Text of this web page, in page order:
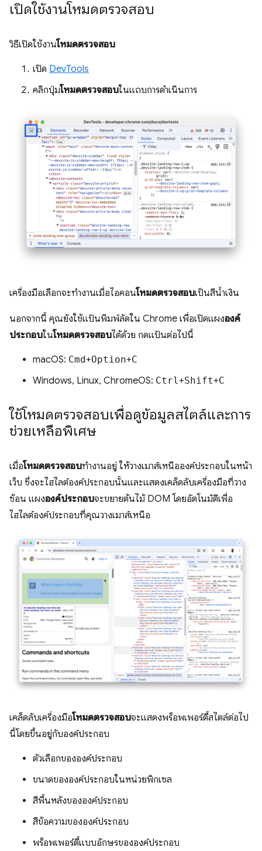
เปิดใช้งานโหมดตรวจสอบ
วิธีเปิดใช้งานโหมดตรวจสอบ
เปิด DevTools
คลิกปุ่มโหมดตรวจสอบในแถบการดำเนินการ
เครื่องมือเลือกจะทำงานเมื่อไอคอนโหมดตรวจสอบเป็นสีน้ำเงิน
นอกจากนี้ คุณยังใช้แป้นพิมพ์ลัดใน Chrome เพื่อเปิดแผงองค์
ประกอบในโหมดตรวจสอบได้ด้วย กดแป้นต่อไปนี้
macOS: Cmd+Option+C
Windows, Linux, ChromeOS: Ctrl+Shift+C
ใช้โหมดตรวจสอบเพื่อดูข้อมูลสไตล์และการ
ช่วยเหลือพิเศษ
เมื่อโหมดตรวจสอบทำงานอยู่ ให้วางเมาส์เหนือองค์ประกอบในหน้า
เว็บ ซึ่งจะไฮไลต์องค์ประกอบนั้นและแสดงเคล็ดลับเครื่องมือที่วาง
ซ้อน แผงองค์ประกอบจะขยายต้นไม้ DOM โดยอัตโนมัติเพื่อ
ไฮไลต์องค์ประกอบที่คุณวางเมาส์เหนือ
เคล็ดลับเครื่องมือโหมดตรวจสอบจะแสดงพร็อพเพอร์ตี้สไตล์ต่อไป
นี้โดยขึ้นอยู่กับองค์ประกอบ
ตัวเลือกขององค์ประกอบ
ขนาดขององค์ประกอบในหน่วยพิกเซล
สีพื้นหลังขององค์ประกอบ
สีข้อความขององค์ประกอบ
พร็อพเพอร์ตี้แบบอักษรขององค์ประกอบ